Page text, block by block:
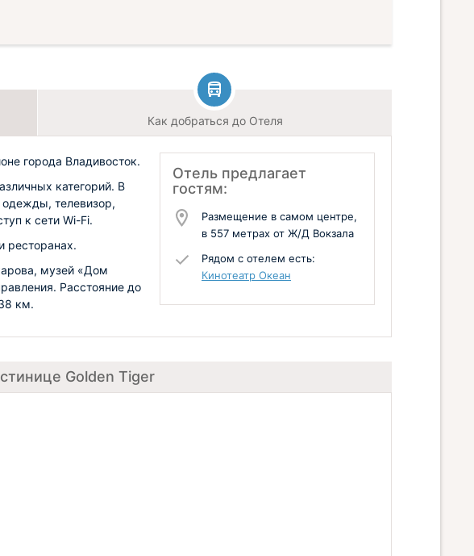
Как добраться до Отеля
Отель предлагает
гостям:
Размещение в самом центре,
в 557 метрах от Ж/Д Вокзала
Рядом с отелем есть:
Кинотеатр Океан
города Владивосток.
категорий. В
телевизор,
к сети Wi-Fi.
ресторанах.
музей «Дом
Расстояние до
км.
Golden Tiger